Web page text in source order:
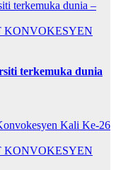
KONVOKESYEN
terkemuka dunia
KONVOKESYEN